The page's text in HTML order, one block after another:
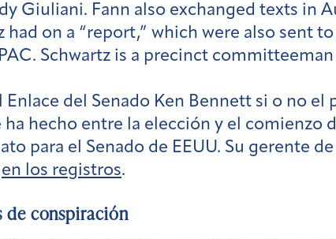
Giuliani. Fann also exchanged texts in
on a “report,” which were also sent
Schwartz is a precinct
Enlace del Senado Ken Bennett si o no
ha hecho entre la elección y el comienzo
para el Senado de EEUU. Su gerente
en los registros.
de conspiración